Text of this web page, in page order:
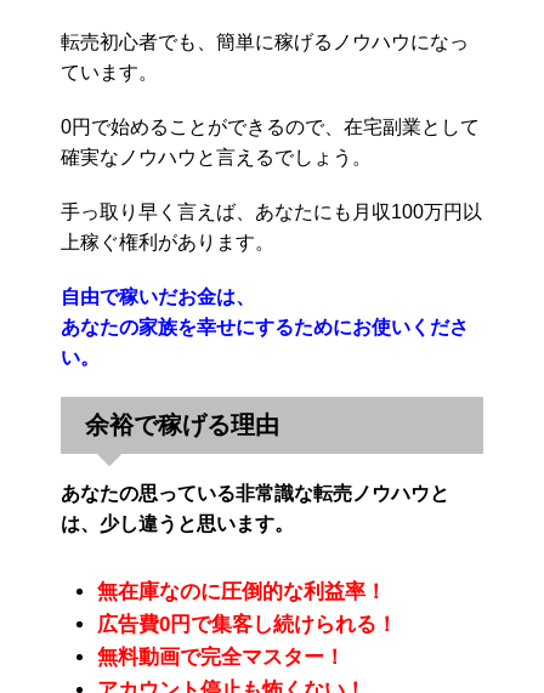
転売初心者でも、簡単に稼げるノウハウになっ
ています。
0円で始めることができるので、在宅副業として
確実なノウハウと言えるでしょう。
手っ取り早く言えば、あなたにも月収100万円以
上稼ぐ権利があります。
自由で稼いだお金は、
あなたの家族を幸せにするためにお使いくださ
い。
余裕で稼げる理由
あなたの思っている非常識な転売ノウハウと
は、少し違うと思います。
無在庫なのに圧倒的な利益率！
広告費0円で集客し続けられる！
無料動画で完全マスター！